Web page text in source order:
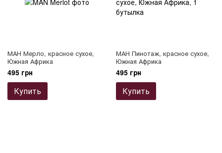
МАН Мерло, красное сухое,
Южная Африка
495 грн
Купить
МАН Пинотаж, красное сухое,
Южная Африка
495 грн
Купить